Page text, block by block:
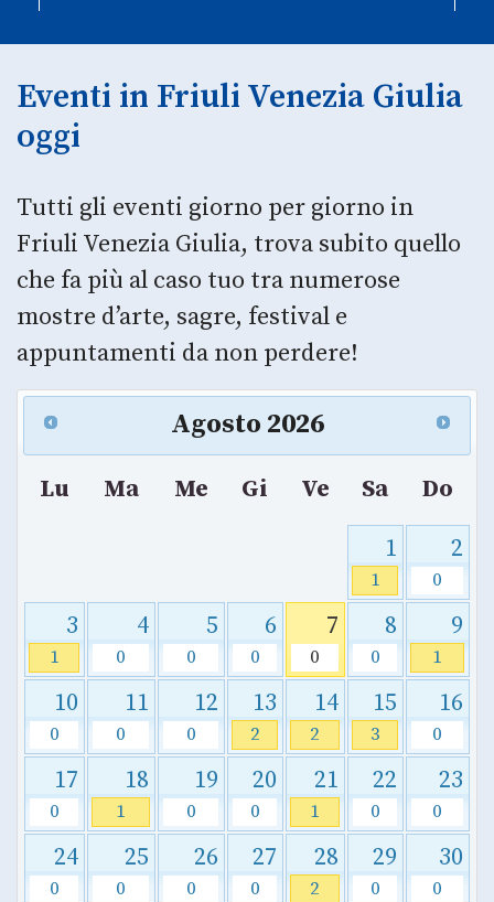
Eventi in Friuli Venezia Giulia
oggi
Tutti gli eventi giorno per giorno in
Friuli Venezia Giulia, trova subito quello
che fa più al caso tuo tra numerose
mostre d’arte, sagre, festival e
appuntamenti da non perdere!
Agosto 2026
Lu Ma Me Gi Ve Sa
Do
1
1
2
0
3
1
4
0
5
0
6
0
7
0
8
0
9
1
10
0
11
0
12
0
13
2
14
2
15
3
16
0
17
0
18
1
19
0
20
0
21
1
22
0
23
0
24
0
25
0
26
0
27
0
28
2
29
0
30
0